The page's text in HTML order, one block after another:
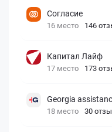
Согласие
16 место 146
Капитал Лайф
17 место 173
Georgia
18 место 30